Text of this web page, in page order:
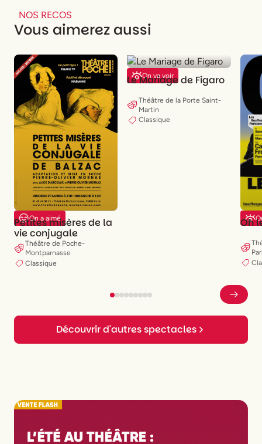
NOS RECOS
Vous aimerez aussi
On a aimé
Petites misères de la
vie conjugale
Théâtre de Poche-
Montparnasse
Classique
On va voir
Le Mariage de Figaro
Théâtre de la Porte Saint-
Martin
Classique
Oh
Découvrir d'autres spectacles